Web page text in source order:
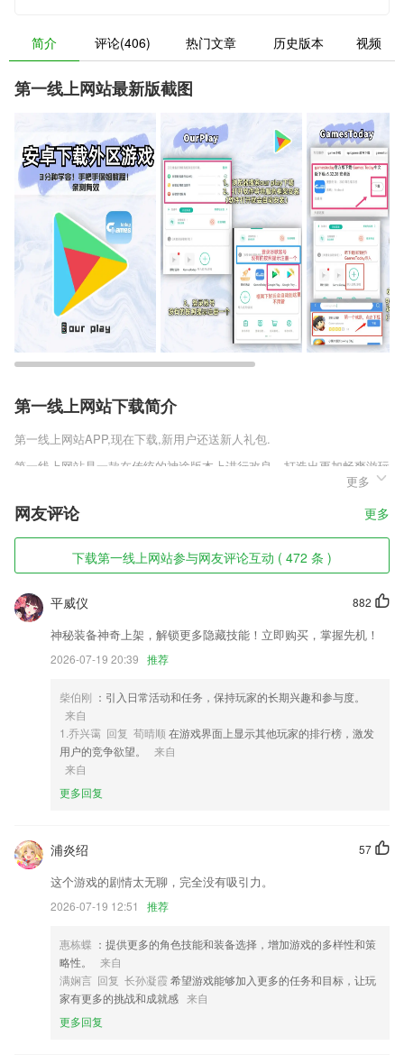
简介 评论(406) 热门文章 历史版本 视频
第一线上网站最新版截图
第一线上网站下载简介
第一线上网站APP,现在下载,新用户还送新人礼包.
第一线上网站是一款在传统的神途版本上进行改良，打造出更加畅爽游玩
体验的一款作品，玩家们将在这款神途之中见识到诸多的特权内容，还有
七彩宝宝都能够为你带来前所未有的畅爽，在这里主宰一切，享受不一样
的欢欣，打造出多样化的福利内容去不断的征战四方。
第一线上网站软件特色
1,提供本地查询和离线查询两种查询方式，可以实现维语和汉语的双向翻
译。
2,想在学习中交到更多朋友，那就来体验吧！
3,高清视频、支持倍速播放、自定义清晰度，离线缓存；
5,【考试必备】
6,拥有各种各样的分类书籍，满足用户的不同看书需求；
第一线上网站软件优势
1.企业现场经验丰富、多元化的学习服务模式
3.北美外教1对2小班课堂
4.提供的启蒙学习课程内容有很多，根据宝宝的喜好选择。
5.这里有着很全面的校园服务为大家提供，学生们可以自由选择。
第一线上网站更新了什么?
错误修复。试图提高监测精度。
支持后期拼图功能啦！多种尺寸数量的图片拼接，想怎么拼就怎么拼
更多
网友评论 更多
下载第一线上网站参与网友评论互动 ( 472 条 )
882
平威仪
神秘装备神奇上架，解锁更多隐藏技能！立即购买，掌握先机！
2026-07-19 20:39 推荐
柴伯刚 ：引入日常活动和任务，保持玩家的长期兴趣和参与度。
来自
1.乔兴霭 回复 荀晴顺 在游戏界面上显示其他玩家的排行榜，激发
用户的竞争欲望。
来自
来自
更多回复
57
浦炎绍
这个游戏的剧情太无聊，完全没有吸引力。
2026-07-19 12:51 推荐
惠栋蝶 ：提供更多的角色技能和装备选择，增加游戏的多样性和策
略性。
来自
满娴言 回复 长孙凝霞希望游戏能够加入更多的任务和目标，让玩
家有更多的挑战和成就感 来自
更多回复